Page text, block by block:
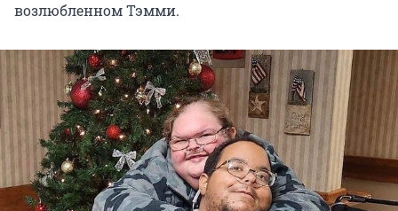
возлюбленном Тэмми.